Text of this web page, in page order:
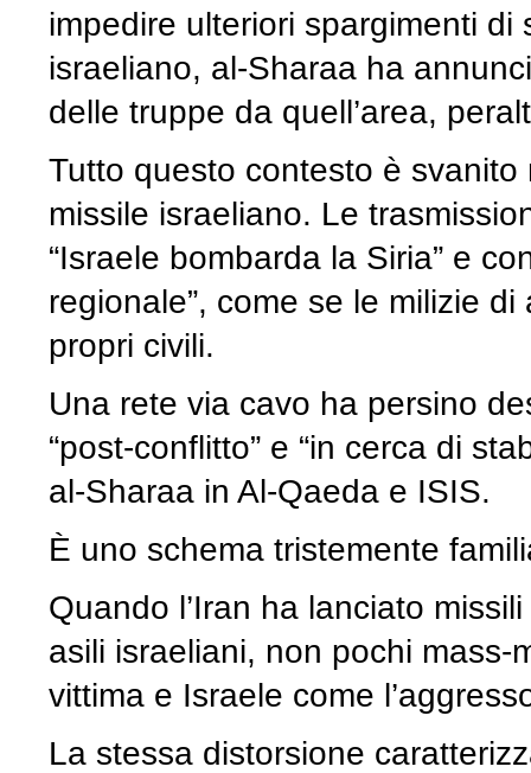
impedire ulteriori spargimenti di
israeliano, al-Sharaa ha
delle truppe da quell’area,
Tutto questo contesto è
missile israeliano. Le
“Israele bombarda la Siria” e
regionale”, come se le milizie
propri civili.
Una rete via cavo ha persino
“post-conflitto” e “in cerca di
al-Sharaa in Al-Qaeda e ISIS.
È uno schema tristemente
Quando l’Iran ha lanciato
asili israeliani, non pochi mass-
vittima e Israele come
La stessa distorsione